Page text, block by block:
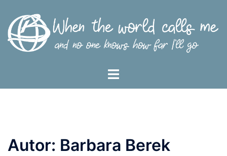
treści
Menu
Autor: Barbara Berek